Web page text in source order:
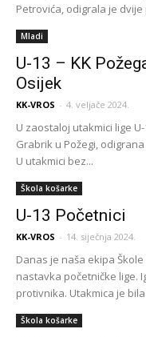
Petrovića, odigrala je
Mladi
U-13 – KK
Osijek
KK-VROS - 4. veljače 2024.
U zaostaloj utakmici lige
Grabrik u Požegi,
U utakmici bez...
Škola košarke
U-13 Početnici
KK-VROS - 14. siječnja 2024.
Danas je naša ekipa
nastavka početničke lige.
protivnika. Utakmica je
Škola košarke